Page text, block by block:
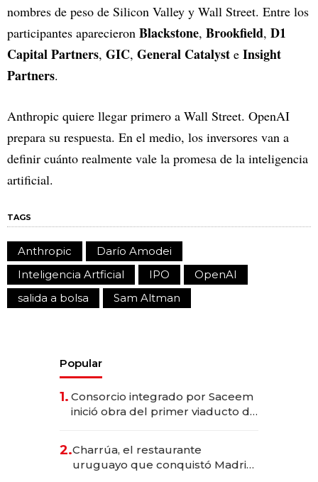
nombres de peso de Silicon Valley y Wall Street. Entre los
participantes aparecieron Blackstone, Brookfield, D1
Capital Partners, GIC, General Catalyst e Insight
Partners.
Anthropic quiere llegar primero a Wall Street. OpenAI
prepara su respuesta. En el medio, los inversores van a
definir cuánto realmente vale la promesa de la inteligencia
artificial.
TAGS
Anthropic
Darío Amodei
Inteligencia Artficial
IPO
OpenAI
salida a bolsa
Sam Altman
Popular
1. Consorcio integrado por Saceem
inició obra del primer viaducto de
millones
2.Charrúa, el restaurante
uruguayo que conquistó Madrid: